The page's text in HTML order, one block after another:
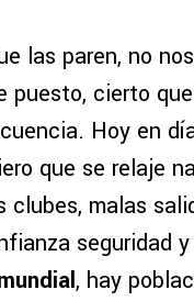
las paren, no
puesto, cierto que
Hoy en
que se relaje
clubes, malas
seguridad
, hay